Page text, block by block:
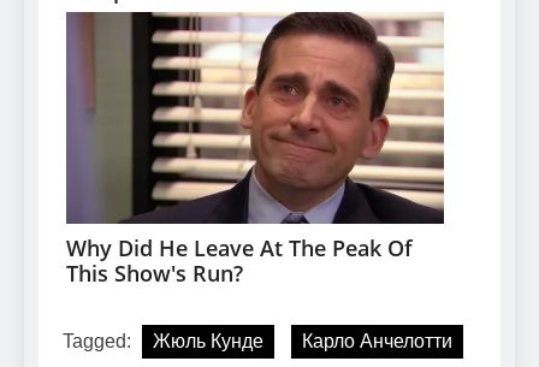
Tagged: Жюль Кунде Карло Анчелотти